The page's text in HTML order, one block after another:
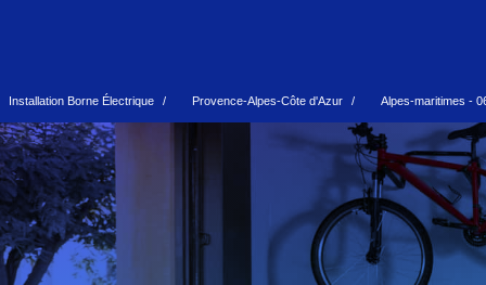
Installation Borne Électrique Provence-Alpes-Côte d'Azur Alpes-maritimes -